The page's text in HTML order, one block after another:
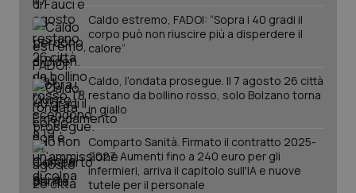
Caldo estremo, FADOI: “Sopra i 40 gradi il
corpo può non riuscire più a disperdere il
calore”
Caldo, l’ondata prosegue. Il 7 agosto 26 città
restano da bollino rosso, solo Bolzano torna
in giallo
Comparto Sanità. Firmato il contratto 2025-
2027. Aumenti fino a 240 euro per gli
infermieri, arriva il capitolo sull'IA e nuove
tutele per il personale
tracking-sites-ironfish-
session-id
_ga
Google LLC